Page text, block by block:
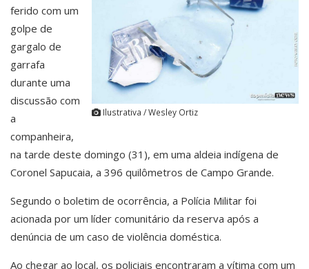
Ilustrativa / Wesley Ortiz
ferido com um
golpe de
gargalo de
garrafa
durante uma
discussão com
a
companheira,
na tarde deste domingo (31), em uma aldeia indígena de
Coronel Sapucaia, a 396 quilômetros de Campo Grande.
Segundo o boletim de ocorrência, a Polícia Militar foi
acionada por um líder comunitário da reserva após a
denúncia de um caso de violência doméstica.
Ao chegar ao local, os policiais encontraram a vítima com um